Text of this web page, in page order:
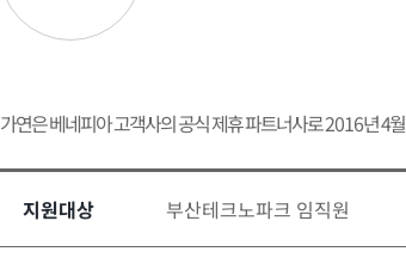
가연은 베네피아 고객사의 공식 제휴 파트너사로2016년 4월
지원대상 부산테크노파크 임직원